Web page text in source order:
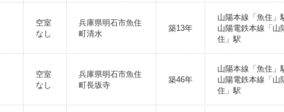
空室
なし
兵庫県明石市魚住
町清水
築13年
山陽本線「魚住」
山陽電鉄本線「山
住」駅
空室
なし
兵庫県明石市魚住
町長坂寺
築46年
山陽本線「魚住」
山陽電鉄本線「山
住」駅